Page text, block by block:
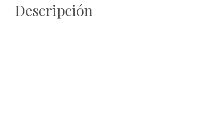
Descripción